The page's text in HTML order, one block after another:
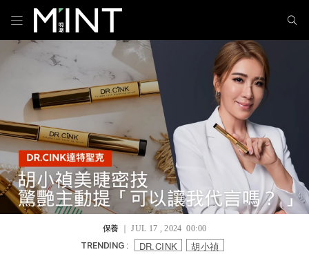
保養｜ JUL 17 , 2024 00:00
TRENDING : DR.CINK 胡小禎